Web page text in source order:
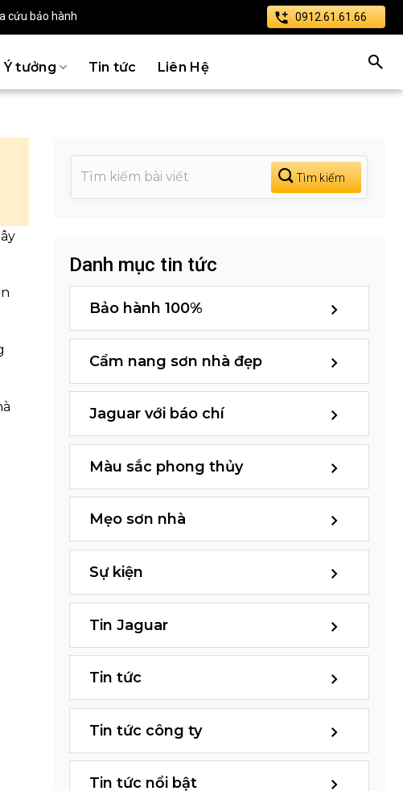
cứu bảo hành 0912.61.61.66
Ý tưởng Tin tức Liên Hệ
Danh mục tin tức
Bảo hành 100%
Cẩm nang sơn nhà đẹp
Jaguar với báo chí
Màu sắc phong thủy
Mẹo sơn nhà
Sự kiện
Tin Jaguar
Tin tức
Tin tức công ty
Tin tức nổi bật